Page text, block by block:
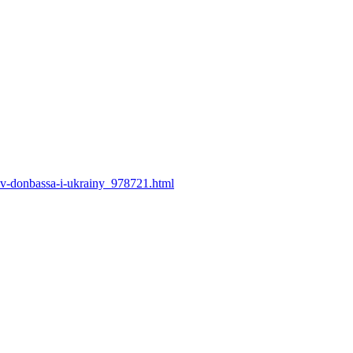
donbassa-i-ukrainy_978721.html